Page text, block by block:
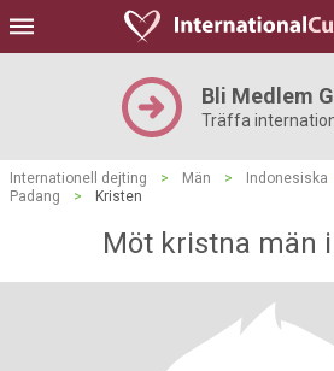
Bli Medlem
Träffa
Internationell dejting > Män > Indonesiska
Padang
> Kristen
Möt kristna män